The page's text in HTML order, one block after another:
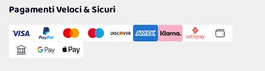
Cookie Policy
Gestisci Cookie
Reso Facile e Veloce
Pagamenti Veloci & Sicuri